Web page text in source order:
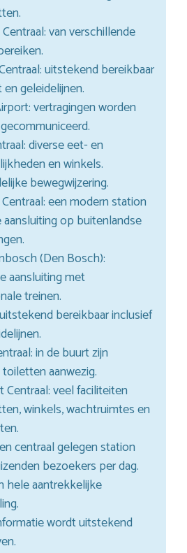
van verschillende
uitstekend bereikbaar
geleidelijnen.
vertragingen worden
diverse eet- en
en winkels.
bewegwijzering.
een modern station
op buitenlandse
(Den Bosch):
aansluiting met
treinen.
bereikbaar inclusief
in de buurt zijn
aanwezig.
veel faciliteiten
winkels, wachtruimtes en
centraal gelegen station
bezoekers per dag.
hele aantrekkelijke
wordt uitstekend